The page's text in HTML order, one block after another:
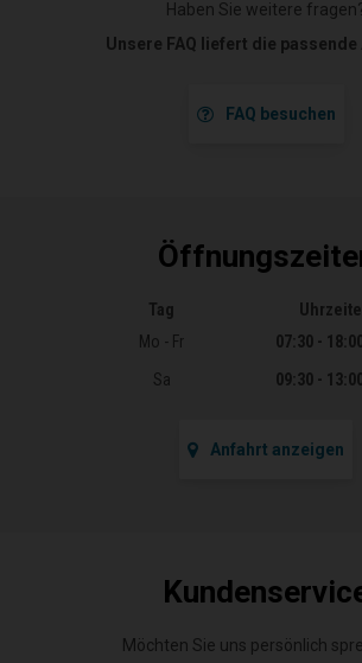
Haben Sie weitere
Unsere FAQ liefert die
FAQ besuchen
Öffnungszeiten
Tag
Mo - Fr
07:30 -
Sa
09:30 -
Anfahrt anzeigen
Möchten Sie uns persönlich